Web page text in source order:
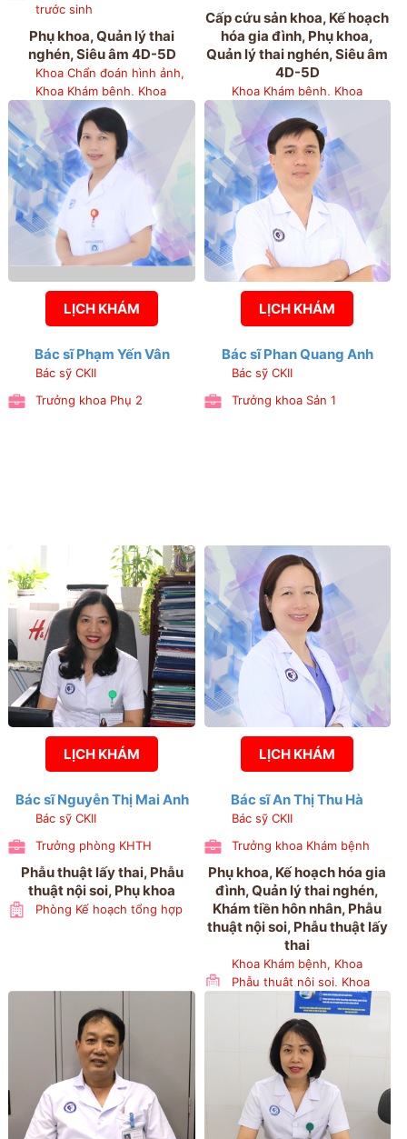
trước sinh
Phụ khoa, Quản lý thai
nghén, Siêu âm 4D-5D
Khoa Chẩn đoán hình ảnh,
Khoa Khám bệnh, Khoa
Quản lý thai nghén và chẩn
đoán trước sinh, Khoa Sản 1
- Bệnh viện Phụ sản Hải
Phòng, Phòng Kế hoạch
tổng hợp
Cấp cứu sản khoa, Kế hoạch
hóa gia đình, Phụ khoa,
Quản lý thai nghén, Siêu âm
4D-5D
Khoa Khám bệnh, Khoa
Quản lý thai nghén và chẩn
đoán trước sinh, Khoa Chẩn
đoán hình ảnh
LỊCH KHÁM
Bác sĩ Phạm Yến Vân
Bác sỹ CKII
Trưởng khoa Phụ 2
LỊCH KHÁM
Bác sĩ Phan Quang Anh
Bác sỹ CKII
Trưởng khoa Sản 1
LỊCH KHÁM
Bác sĩ Nguyễn Thị Mai Anh
Bác sỹ CKII
Trưởng phòng KHTH
Phẫu thuật lấy thai, Phẫu
thuật nội soi, Phụ khoa
Phòng Kế hoạch tổng hợp
LỊCH KHÁM
Bác sĩ An Thị Thu Hà
Bác sỹ CKII
Trưởng khoa Khám bệnh
Phụ khoa, Kế hoạch hóa gia
đình, Quản lý thai nghén,
Khám tiền hôn nhân, Phẫu
thuật nội soi, Phẫu thuật lấy
thai
Khoa Khám bệnh, Khoa
Phẫu thuật nội soi, Khoa